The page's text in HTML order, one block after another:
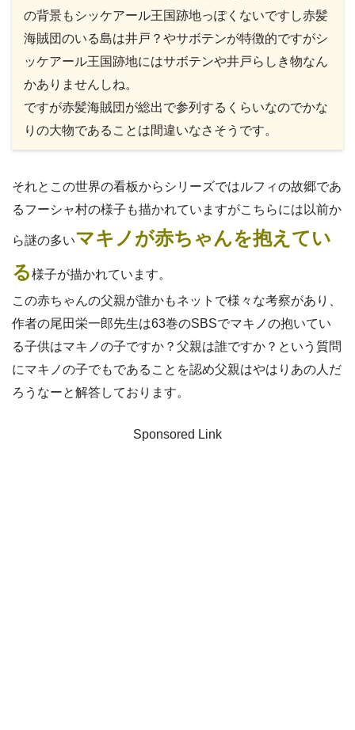
の背景もシッケアール王国跡地っぽくないですし赤髪
海賊団のいる島は井戸？やサボテンが特徴的ですがシ
ッケアール王国跡地にはサボテンや井戸らしき物なん
かありませんしね。
ですが赤髪海賊団が総出で参列するくらいなのでかな
りの大物であることは間違いなさそうです。
それとこの世界の看板からシリーズではルフィの故郷であ
るフーシャ村の様子も描かれていますがこちらには以前か
ら謎の多いマキノが赤ちゃんを抱えてい
る様子が描かれています。
この赤ちゃんの父親が誰かもネットで様々な考察があり、
作者の尾田栄一郎先生は63巻のSBSでマキノの抱いてい
る子供はマキノの子ですか？父親は誰ですか？という質問
にマキノの子でもであることを認め父親はやはりあの人だ
ろうなーと解答しております。
Sponsored Link